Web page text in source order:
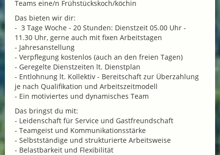
Teams eine/n Frühstückskoch/köchin
Das bieten wir dir:
- 3 Tage Woche - 20 Stunden: Dienstzeit 05.00 Uhr -
11.30 Uhr, gerne auch mit fixen Arbeitstagen
- Jahresanstellung
- Verpflegung kostenlos (auch an den freien Tagen)
- Geregelte Dienstzeiten lt. Dienstplan
- Entlohnung lt. Kollektiv - Bereitschaft zur Überzahlung
je nach Qualifikation und Arbeitszeitmodell
- Ein motiviertes und dynamisches Team
Das bringst du mit:
- Leidenschaft für Service und Gastfreundschaft
- Teamgeist und Kommunikationsstärke
- Selbstständige und strukturierte Arbeitsweise
- Belastbarkeit und Flexibilität